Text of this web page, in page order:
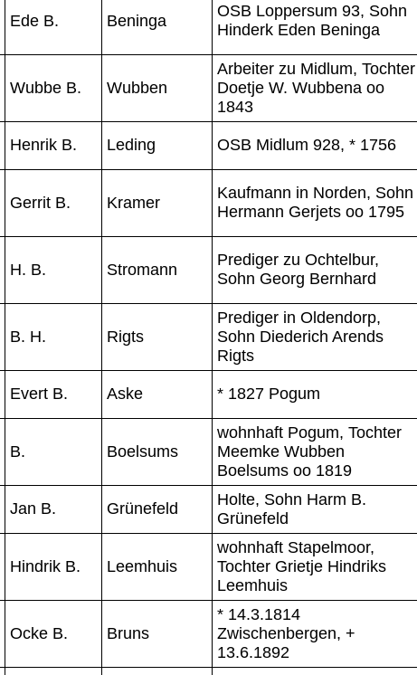
Ede B. Beninga
OSB Loppersum 93, Sohn
Hinderk Eden Beninga
Wubbe B. Wubben
Arbeiter zu Midlum, Tochter
Doetje W. Wubbena oo
1843
Henrik B. Leding OSB Midlum 928, * 1756
Gerrit B. Kramer
Kaufmann in Norden, Sohn
Hermann Gerjets oo 1795
H. B. Stromann
Prediger zu Ochtelbur,
Sohn Georg Bernhard
B. H. Rigts
Prediger in Oldendorp,
Sohn Diederich Arends
Rigts
Evert B. Aske * 1827 Pogum
B. Boelsums
wohnhaft Pogum, Tochter
Meemke Wubben
Boelsums oo 1819
Jan B. Grünefeld
Holte, Sohn Harm B.
Grünefeld
Hindrik B. Leemhuis
wohnhaft Stapelmoor,
Tochter Grietje Hindriks
Leemhuis
Ocke B. Bruns
* 14.3.1814
Zwischenbergen, +
13.6.1892